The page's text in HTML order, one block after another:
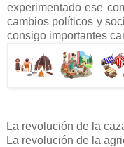
experimentado ese
cambios políticos y
consigo importantes
La revolución de la
La revolución de la